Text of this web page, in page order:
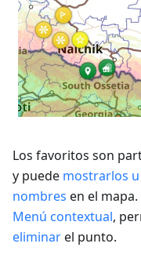
Los favoritos son
y puede mostrarlos
nombres en el
Menú contextual,
eliminarel punto.